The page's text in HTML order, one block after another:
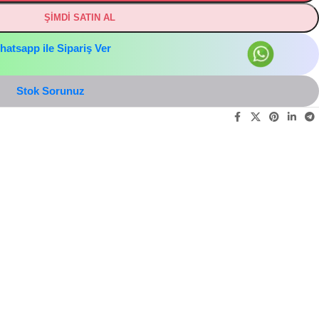
ŞİMDİ SATIN AL
ile Sipariş Ver
Stok Sorunuz